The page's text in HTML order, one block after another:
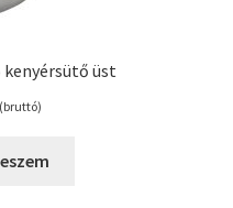
kenyérsütő üst
(bruttó)